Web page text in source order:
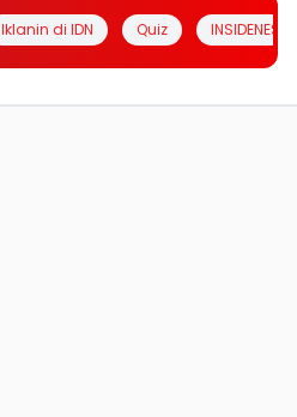
Iklanin di IDN Quiz INSIDENESIA